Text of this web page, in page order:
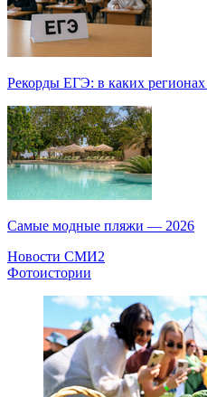
Рекорды ЕГЭ: в каких регионах
Самые модные пляжи — 2026
Новости СМИ2
Фотоистории